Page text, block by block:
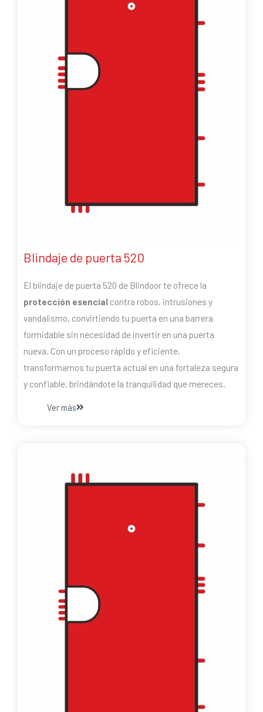
Blindaje de puerta 520
El blindaje de puerta 520 de Blindoor te ofrece la
protección esencial contra robos, intrusiones y
vandalismo, convirtiendo tu puerta en una barrera
formidable sin necesidad de invertir en una puerta
nueva. Con un proceso rápido y eficiente,
transformamos tu puerta actual en una fortaleza segura
y confiable, brindándote la tranquilidad que mereces.
Ver más